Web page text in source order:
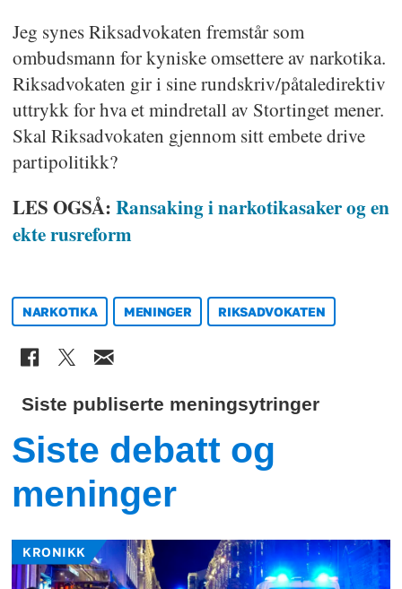
Jeg synes Riksadvokaten fremstår som
ombudsmann for kyniske omsettere av narkotika.
Riksadvokaten gir i sine rundskriv/påtaledirektiv
uttrykk for hva et mindretall av Stortinget mener.
Skal Riksadvokaten gjennom sitt embete drive
partipolitikk?
LES OGSÅ:Ransaking i narkotikasaker og en
ekte rusreform
NARKOTIKA MENINGER RIKSADVOKATEN
Siste publiserte meningsytringer
Siste debatt og
meninger
KRONIKK